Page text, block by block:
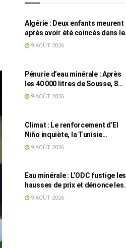
Algérie : Deux enfants meurent
après avoir été coincés dans le
coffre d’une voiture
9 AOÛT 2026
Pénurie d’eau minérale : Après
les 40 000 litres de Sousse, 8
832 bouteilles saisies à Nabeul
9 AOÛT 2026
Climat : Le renforcement d’El
Niño inquiète, la Tunisie
concernée
9 AOÛT 2026
Eau minérale : L’ODC fustige les
hausses de prix et dénonce les
profiteurs de la pénurie
9 AOÛT 2026